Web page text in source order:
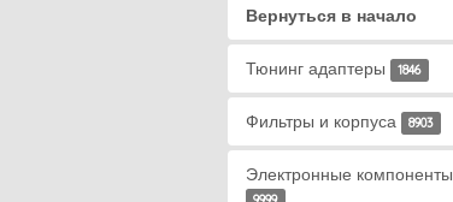
Вернуться в начало
Тюнинг адаптеры 1846
Фильтры и корпуса 8903
Электронные компоненты